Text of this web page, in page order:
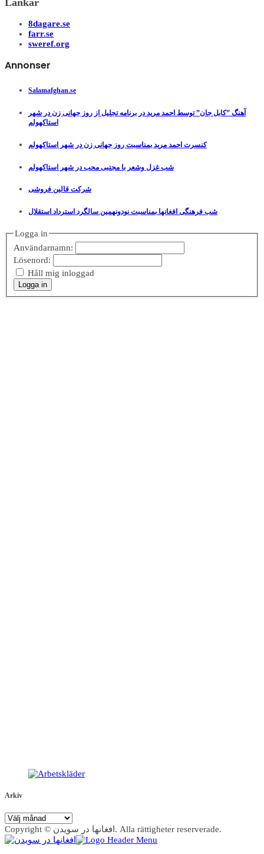
8dagare.se
farr.se
sweref.org
Annonser
Salamafghan.se
آهنگ ”کابل جان” توسط احمد مرید در برنامه تجلیل از روز جهانی زن در شهر
استاکهولم
کنسرت احمد مرید بمناسبت روز جهانی زن در شهر استاکهولم
شب غزل وشعر با مجتبی محب در شهر استاکهولم
شرکت قالین فروشی
شب فرهنگی افغانها بمناسبت نودونهمین سالگرد استرداد استقلال
Logga in
Användarnamn:
Lösenord:
Håll mig inloggad
Logga in
Arkiv
Arkiv
Copyright © افغانها در سویدن. Alla rättigheter reserverade.